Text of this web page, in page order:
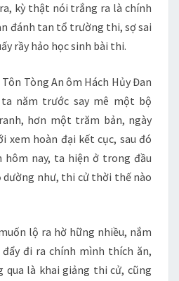
kỳ thật nói trắng ra là chính
đánh tan tổ trường thi, sợ sai
rầy hảo học sinh bài thi.
Tòng An ôm Hách Hủy Đan
ta năm trước say mê một bộ
hơn một trăm bản, ngày
xem hoàn đại kết cục, sau đó
nay, ta hiện ở trong đầu
như, thi cử thời thế nào
lộ ra hờ hững nhiều, nắm
đi ra chính mình thích ăn,
qua là khai giảng thi cử, cũng